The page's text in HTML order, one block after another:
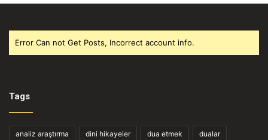
Error Can not Get Posts, Incorrect account info.
Tags
analiz araştırma dini hikayeler dua etmek dualar